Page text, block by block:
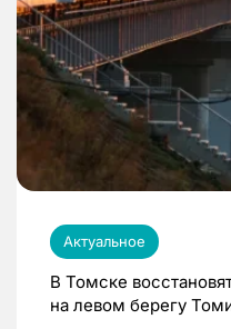
Актуальное
В Томске
на левом берегу